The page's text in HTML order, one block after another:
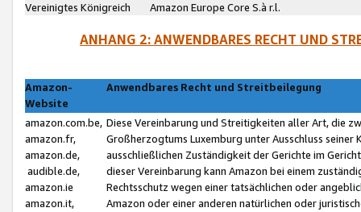
Vereinigtes Königreich
Amazon Europe Core S.à r.l.
ANHANG 2: ANWENDBARES RECHT UND
Amazon-
Website
Anwendbares Recht und Streitbeilegung
amazon.com.be,
amazon.fr,
amazon.de,
audible.de,
amazon.ie
amazon.it,
Diese Vereinbarung und Streitigkeiten aller Art, die
Großherzogtums Luxemburg unter Ausschluss
ausschließlichen Zuständigkeit der Gerichte im
dieser Vereinbarung kann Amazon bei einem
Rechtsschutz wegen einer tatsächlichen oder
Amazon oder einer anderen natürlichen oder